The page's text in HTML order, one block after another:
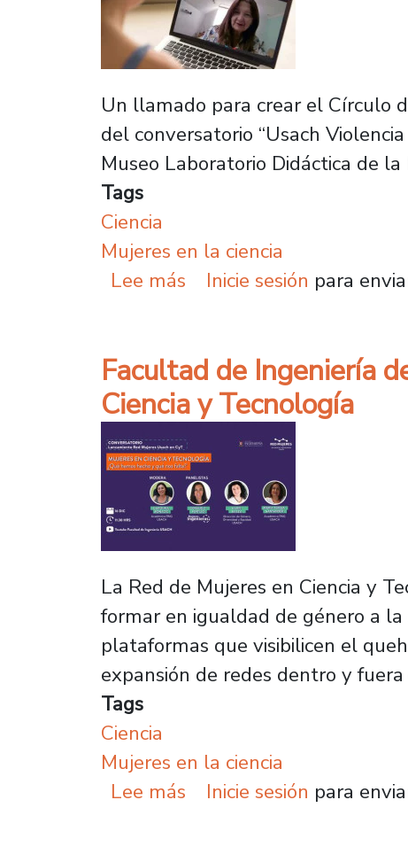
Un llamado para crear el Círculo
del conversatorio “Usach
Museo Laboratorio Didáctica de
Tags
Ciencia
Mujeres en la ciencia
Lee más sobre Llaman a crear
Inicie sesión para
Facultad de Ingeniería
Ciencia y Tecnología
La Red de Mujeres en Ciencia y
formar en igualdad de género a
plataformas que visibilicen el
expansión de redes dentro y
Tags
Ciencia
Mujeres en la ciencia
Lee más sobre Facultad de
Inicie sesión para